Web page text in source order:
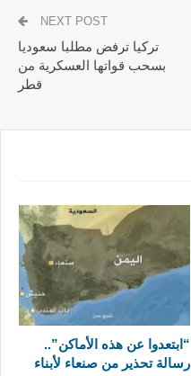
NEXT POST
تركيا ترفض مطلبا سعوديا
بسحب قواتها العسكرية من
قطر
“ابتعدوا عن هذه الأماكن”..
رسالة تحذير من صنعاء لأبناء